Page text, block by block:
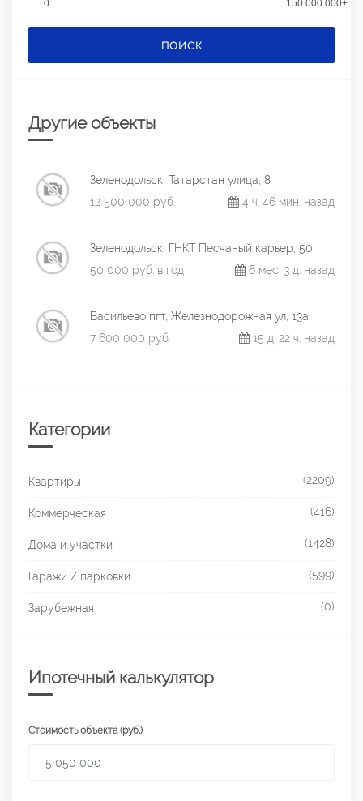
0 150 000 000+
ПОИСК
Другие объекты
Зеленодольск, Татарстан улица, 8
12 500 000 руб.
4 ч. 46 мин. назад
Зеленодольск, ГНКТ Песчаный карьер, 50
50 000 руб. в год
6 мес. 3 д. назад
Васильево пгт, Железнодорожная ул, 13а
7 600 000 руб.
15 д. 22 ч. назад
Категории
Квартиры (2209)
Коммерческая (416)
Дома и участки (1428)
Гаражи / парковки (599)
Зарубежная (0)
Ипотечный калькулятор
Стоимость объекта (руб.)